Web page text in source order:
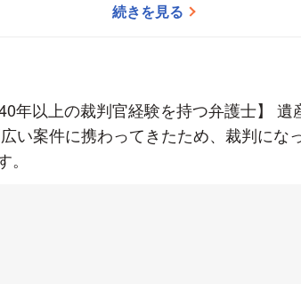
官、各地の裁判所で裁判実務
家庭裁判所所長
等裁判所部総括判事
裁判所所長
（愛知県弁護士会）
続きを見る
年以上の裁判官経験を持つ弁護士】
い案件に携わってきたため、裁判にな